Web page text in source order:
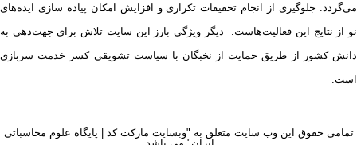
می‌گردد. جلوگیری از انجام تحقیقات تکراری و افزایش امکان پیاده سازی ایده‌های
نو از نتایج این فعالیت‌هاست. دیگر ویژگی بارز این سایت تلاش برای جهت‌دهی به
دانش کشور از طریق حمایت از نخبگان با سیاست تشویقی کسر خدمت سربازی
است.
تمامی حقوق این وب سایت متعلق به "وبسایت مارکت کد | پایگاه علوم محاسباتی